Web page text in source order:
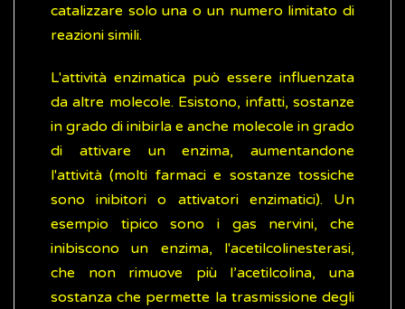
catalizzare solo una o un numero limitato di
reazioni simili.
L'attività enzimatica può essere influenzata
da altre molecole. Esistono, infatti, sostanze
in grado di inibirla e anche molecole in grado
di attivare un enzima, aumentandone
l'attività (molti farmaci e sostanze tossiche
sono inibitori o attivatori enzimatici). Un
esempio tipico sono i gas nervini, che
inibiscono un enzima, l'acetilcolinesterasi,
che non rimuove più l’acetilcolina, una
sostanza che permette la trasmissione degli